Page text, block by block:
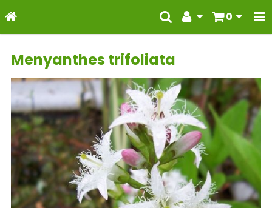
0
Menyanthes trifoliata